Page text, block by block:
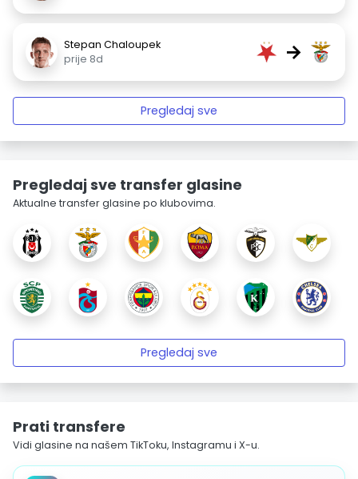
Stepan Chaloupek
prije 8d
→
Pregledaj sve
Pregledaj sve transfer glasine
Aktualne transfer glasine po klubovima.
Pregledaj sve
Prati transfere
Vidi glasine na našem TikToku, Instagramu i X-u.